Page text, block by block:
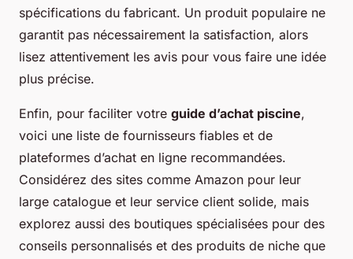
spécifications du fabricant. Un produit populaire ne
garantit pas nécessairement la satisfaction, alors
lisez attentivement les avis pour vous faire une idée
plus précise.
Enfin, pour faciliter votre guide d’achat piscine,
voici une liste de fournisseurs fiables et de
plateformes d’achat en ligne recommandées.
Considérez des sites comme Amazon pour leur
large catalogue et leur service client solide, mais
explorez aussi des boutiques spécialisées pour des
conseils personnalisés et des produits de niche que